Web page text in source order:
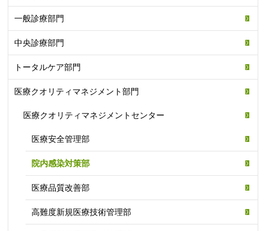
一般診療部門
中央診療部門
トータルケア部門
医療クオリティマネジメント部門
医療クオリティマネジメントセンター
医療安全管理部
院内感染対策部
医療品質改善部
高難度新規医療技術管理部